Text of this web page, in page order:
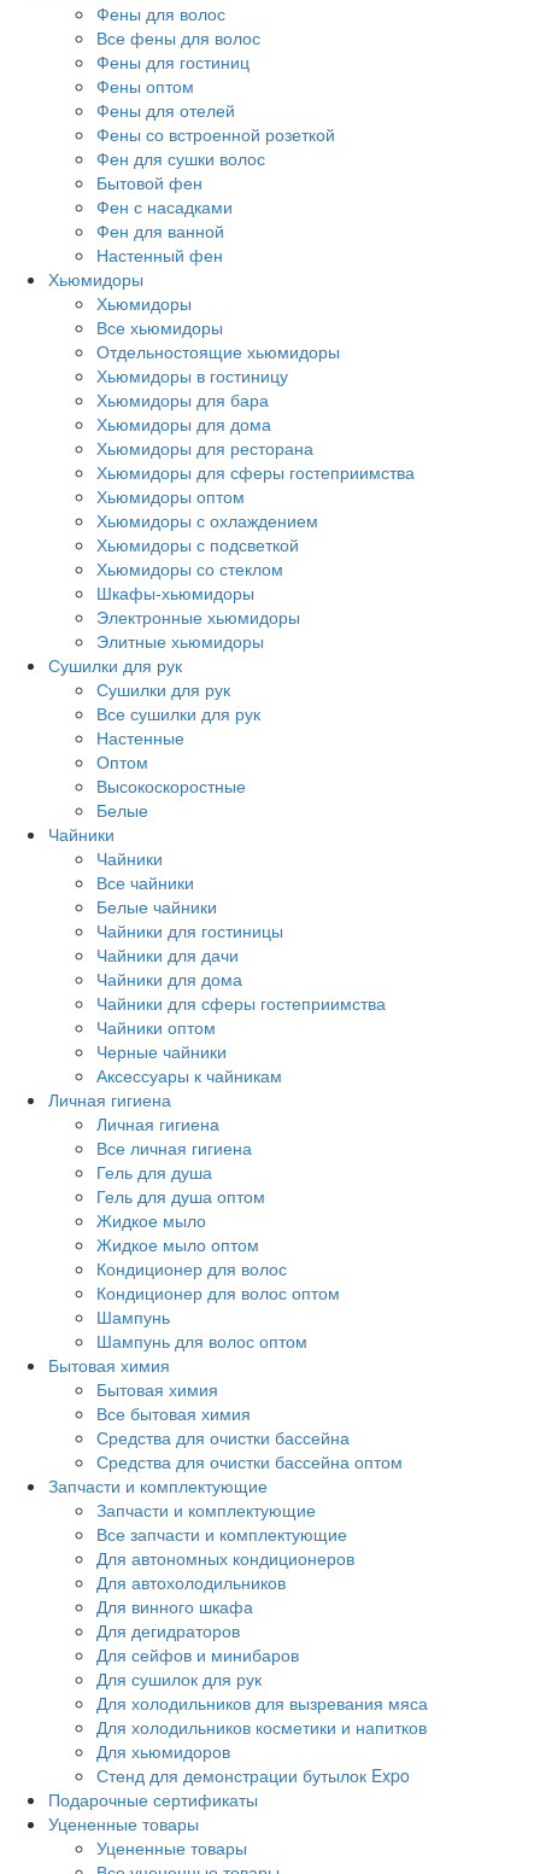
Фены для волос
Все фены для волос
Фены для гостиниц
Фены оптом
Фены для отелей
Фены со встроенной розеткой
Фен для сушки волос
Бытовой фен
Фен с насадками
Фен для ванной
Настенный фен
Хьюмидоры
Хьюмидоры
Все хьюмидоры
Отдельностоящие хьюмидоры
Хьюмидоры в гостиницу
Хьюмидоры для бара
Хьюмидоры для дома
Хьюмидоры для ресторана
Хьюмидоры для сферы гостеприимства
Хьюмидоры оптом
Хьюмидоры с охлаждением
Хьюмидоры с подсветкой
Хьюмидоры со стеклом
Шкафы-хьюмидоры
Электронные хьюмидоры
Элитные хьюмидоры
Сушилки для рук
Сушилки для рук
Все сушилки для рук
Настенные
Оптом
Высокоскоростные
Белые
Чайники
Чайники
Все чайники
Белые чайники
Чайники для гостиницы
Чайники для дачи
Чайники для дома
Чайники для сферы гостеприимства
Чайники оптом
Черные чайники
Аксессуары к чайникам
Личная гигиена
Личная гигиена
Все личная гигиена
Гель для душа
Гель для душа оптом
Жидкое мыло
Жидкое мыло оптом
Кондиционер для волос
Кондиционер для волос оптом
Шампунь
Шампунь для волос оптом
Бытовая химия
Бытовая химия
Все бытовая химия
Средства для очистки бассейна
Средства для очистки бассейна оптом
Запчасти и комплектующие
Запчасти и комплектующие
Все запчасти и комплектующие
Для автономных кондиционеров
Для автохолодильников
Для винного шкафа
Для дегидраторов
Для сейфов и минибаров
Для сушилок для рук
Для холодильников для вызревания мяса
Для холодильников косметики и напитков
Для хьюмидоров
Стенд для демонстрации бутылок Expo
Подарочные сертификаты
Уцененные товары
Уцененные товары